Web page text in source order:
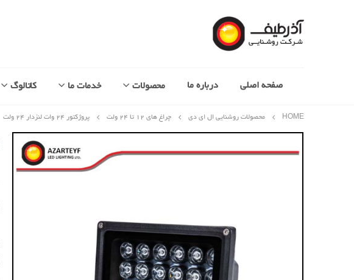
صفحه اصلی درباره ما محصولات خدمات ما کاتالوگ
HOME محصولات روشنایی ال ای دی چراغ های 12 تا 24 ولت پروژکتور ۲۴ وات لنزدار ۲۴ ولت